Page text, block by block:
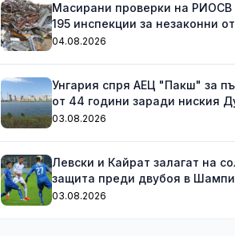
Масирани проверки на
195 инспекции за незаконни
04.08.2026
Унгария спря АЕЦ "Пакш" за
от 44 години заради ниския
03.08.2026
Левски и Кайрат залагат на
защита преди двубоя в
лига
03.08.2026